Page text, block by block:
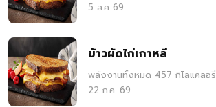
5 ส.ค 69
ข้าวผัดไก่เกาหลี
พลังงานทั้งหมด 457 กิโลแคลอรี่
22 ก.ค. 69